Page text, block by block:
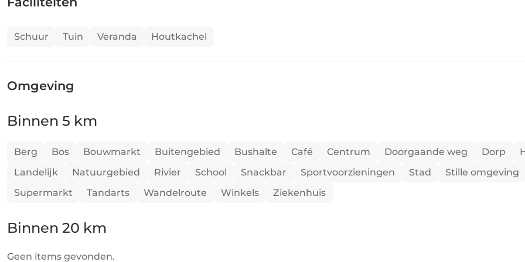
Schuur Tuin Veranda Houtkachel
Omgeving
Binnen 5 km
Berg Bos Bouwmarkt Buitengebied Bushalte Café Centrum Doorgaande weg Dorp
Landelijk
Natuurgebied Rivier School Snackbar Sportvoorzieningen Stad
Stille omgeving
Supermarkt
Tandarts Wandelroute Winkels Ziekenhuis
Binnen 20 km
Geen items gevonden.